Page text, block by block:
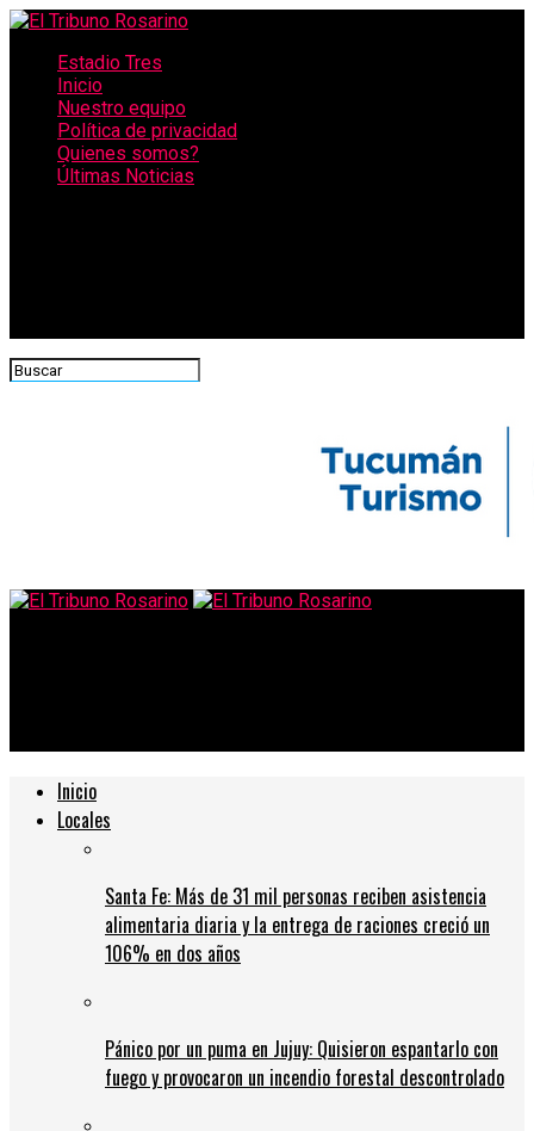
Estadio Tres
Inicio
Nuestro equipo
Política de privacidad
Quienes somos?
Últimas Noticias
Inicio
Locales
Santa Fe: Más de 31 mil personas reciben asistencia
alimentaria diaria y la entrega de raciones creció un
106% en dos años
Pánico por un puma en Jujuy: Quisieron espantarlo con
fuego y provocaron un incendio forestal descontrolado